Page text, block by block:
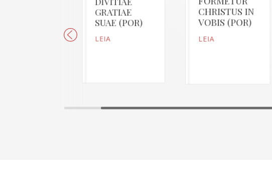
GRATIAE
SUAE (POR)
LEIA
CHRISTUS IN
VOBIS (POR)
LEIA